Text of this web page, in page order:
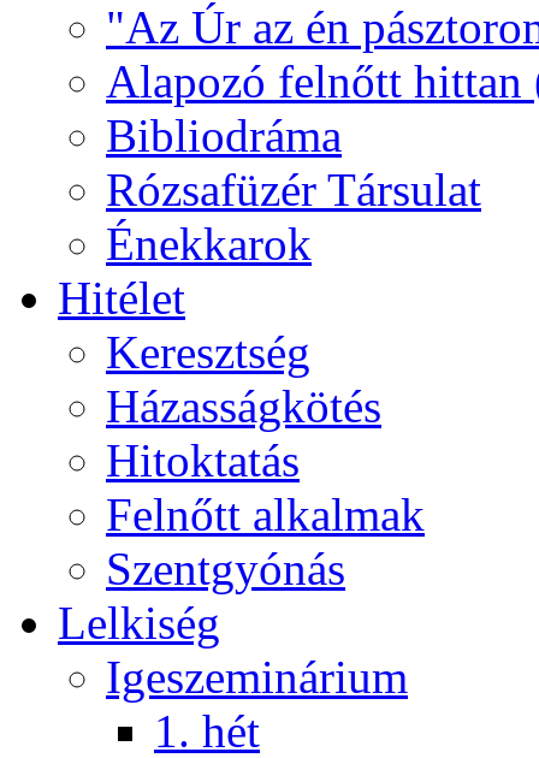
"Az Úr az én
Alapozó felnőtt hittan
Bibliodráma
Rózsafüzér Társulat
Énekkarok
Hitélet
Keresztség
Házasságkötés
Hitoktatás
Felnőtt alkalmak
Szentgyónás
Lelkiség
Igeszeminárium
1. hét